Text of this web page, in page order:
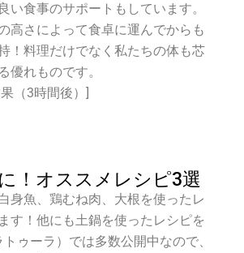
い食事のサポートもしています。
高さによって食卓に運んでからも
！料理だけでなく私たちの体も芯
優れものです。
（3時間後）]
！オススメレシピ3選
身魚、鶏むね肉、大根を使ったレ
す！他にも土鍋を使ったレシピを
トゥーラ）では多数公開中なので、